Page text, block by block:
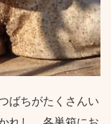
ばちがたくさんい